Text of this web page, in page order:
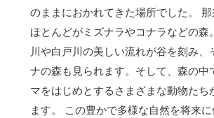
のままにおかれてきた場所でした。
ほとんどがミズナラやコナラなどの森
川や白戸川の美しい流れが谷を刻み、
ナの森も見られます。そして、森の中
マをはじめとするさまざまな動物たち
ます。 この豊かで多様な自然を将来に